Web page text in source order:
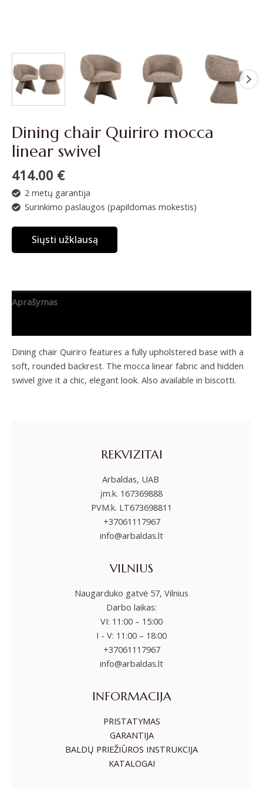
Dining chair Quiriro mocca
linear swivel
414.00 €
2 metų garantija
Surinkimo paslaugos (papildomas mokestis)
Siųsti užklausą
Aprašymas
Dining chair Quiriro features a fully upholstered base with a
soft, rounded backrest. The mocca linear fabric and hidden
swivel give it a chic, elegant look. Also available in biscotti.
REKVIZITAI
Arbaldas, UAB
įm.k. 167369888
PVM.k. LT673698811
+37061117967
info@arbaldas.lt
VILNIUS
Naugarduko gatvė 57, Vilnius
Darbo laikas:
VI: 11:00 – 15:00
I - V: 11:00 – 18:00
+37061117967
info@arbaldas.lt
INFORMACIJA
PRISTATYMAS
GARANTIJA
BALDŲ PRIEŽIŪROS INSTRUKCIJA
KATALOGAI